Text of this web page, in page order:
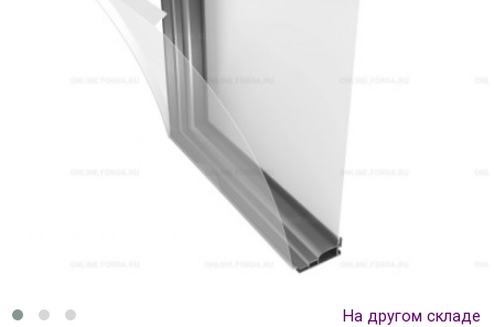
На другом складе